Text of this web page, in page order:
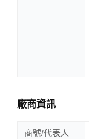
廠商資訊
商號/代表人